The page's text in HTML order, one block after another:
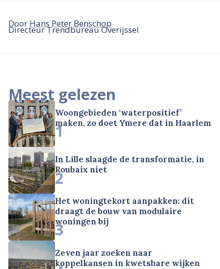
Door Hans Peter Benschop
Directeur Trendbureau Overijssel
Meest gelezen
Woongebieden ‘waterpositief’
maken, zo doet Ymere dat in Haarlem
1
In Lille slaagde de transformatie, in
Roubaix niet
2
Het woningtekort aanpakken: dit
draagt de bouw van modulaire
woningen bij
3
Zeven jaar zoeken naar
koppelkansen in kwetsbare wijken